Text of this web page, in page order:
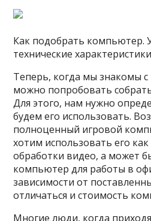
Как подобрать компьютер.
технические
Теперь, когда мы знакомы
можно попробовать
Для этого, нам нужно
будем его использовать.
полноценный игровой
хотим использовать его
обработки видео, а может
компьютер для работы в
зависимости от
отличаться и стоимость
Многие люди, когда